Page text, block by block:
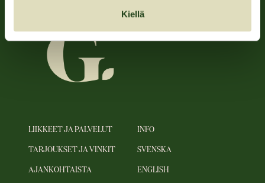
Kiellä
LIIKKEET JA PALVELUT
TARJOUKSET JA VINKIT
AJANKOHTAISTA
INFO
SVENSKA
ENGLISH